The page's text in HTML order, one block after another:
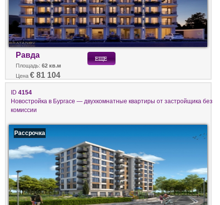
Равда
Площадь: 62 кв.м
Цена € 81 104
ID 4154
Новостройка в Бургасе — двухкомнатные квартиры от застройщика без
комиссии
Рассрочка